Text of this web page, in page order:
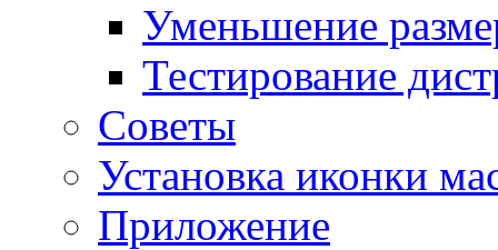
Уменьшение
Тестирование
Советы
Установка иконки
Приложение